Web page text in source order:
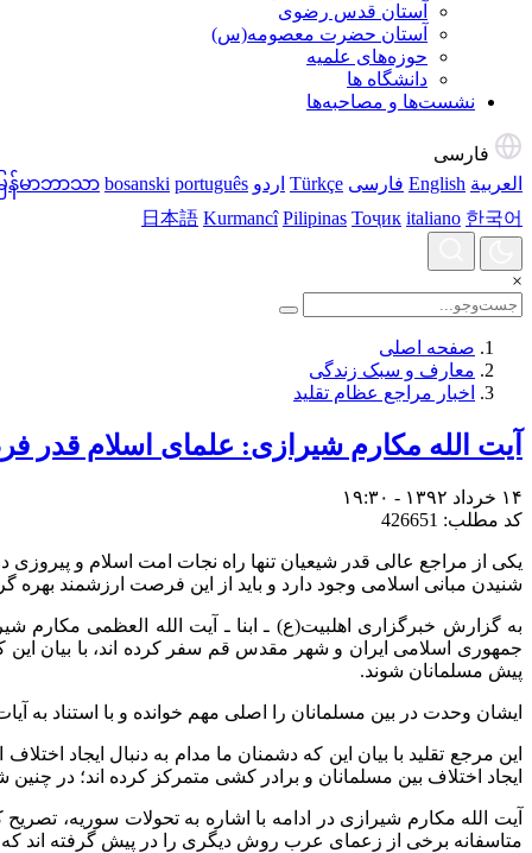
آستان قدس رضوی
آستان حضرت معصومه(س)
حوزه‌های علمیه
دانشگاه ها
نشست‌ها و مصاحبه‌ها
فارسی
العربية English فارسی Türkçe اردو ြန်မာဘာသာ bosanski português
日本語 Kurmancî Pilipinas Тоҷик italiano 한국어
×
صفحه اصلی
معارف و سبک زندگی
اخبار مراجع عظام تقلید
آیت الله مکارم شیرازی: علمای اسلام قدر
۱۴ خرداد ۱۳۹۲ - ۱۹:۳۰
کد مطلب: 426651
یکی از مراجع عالی قدر شیعیان تنها راه نجات امت اسلام و
شنیدن مبانی اسلامی وجود دارد و باید از این فرصت ارزشمند بهره
به گزارش خبرگزاری اهل‏بیت(ع) ـ ابنا ـ آیت الله العظمی
جمهوری اسلامی ایران و شهر مقدس قم سفر کرده اند، با بیان
پیش مسلمانان شوند.
ایشان وحدت در بین مسلمانان را اصلی مهم خوانده و با استناد به
این مرجع تقلید با بیان این که دشمنان ما مدام به دنبال ایجاد
ایجاد اختلاف بین مسلمانان و برادر کشی متمرکز کرده اند؛ در
آیت الله مکارم شیرازی در ادامه با اشاره به تحولات سوریه،
متاسفانه برخی از زعمای عرب روش دیگری را در پیش گرفته اند